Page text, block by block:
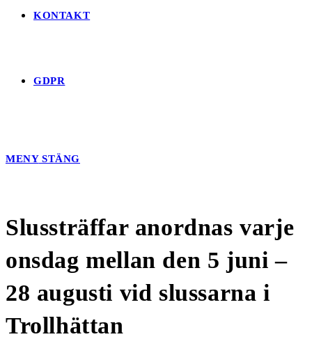
KONTAKT
GDPR
MENY STÄNG
Slussträffar anordnas varje
onsdag mellan den 5 juni –
28 augusti vid slussarna i
Trollhättan